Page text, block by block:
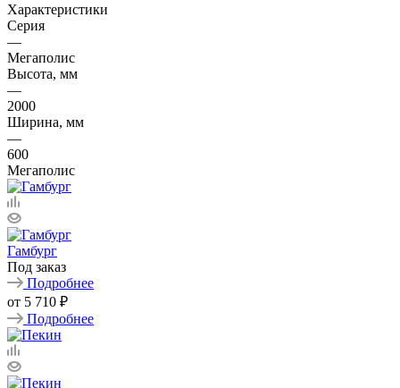
Характеристики
Серия
—
Мегаполис
Высота, мм
—
2000
Ширина, мм
—
600
Мегаполис
Гамбург
Под заказ
Подробнее
от 5 710 ₽
Подробнее